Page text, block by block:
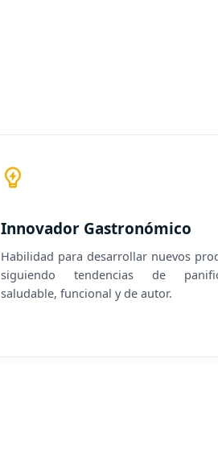
Innovador Gastronómico
Habilidad para desarrollar nuevos
siguiendo tendencias de
saludable, funcional y de autor.